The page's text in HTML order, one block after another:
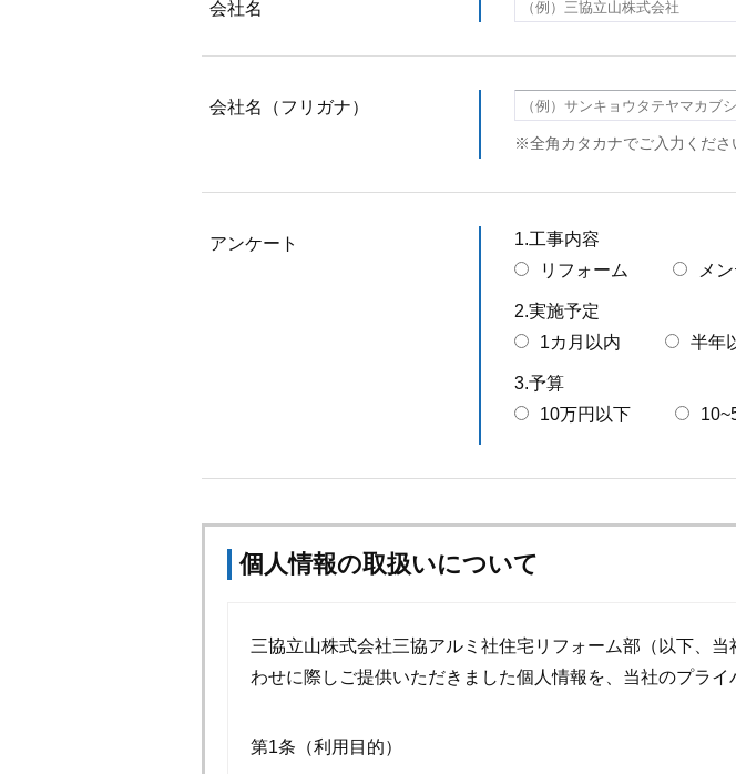
会社名
会社名（フリガナ）
※全角カタカナでご入力くださ
アンケート
1.工事内容
リフォーム
メ
2.実施予定
1カ月以内
半年
3.予算
10万円以下
個人情報の取扱いについて
三協立山株式会社三協アルミ社住宅リフォーム部（以下、
わせに際しご提供いただきました個人情報を、当社のプラ
第1条（利用目的）